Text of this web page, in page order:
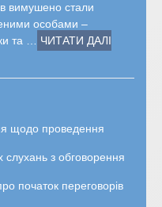
вимушено стали
особами –
та …
ЧИТАТИ ДАЛІ
щодо проведення
слухань з обговорення
початок переговорів